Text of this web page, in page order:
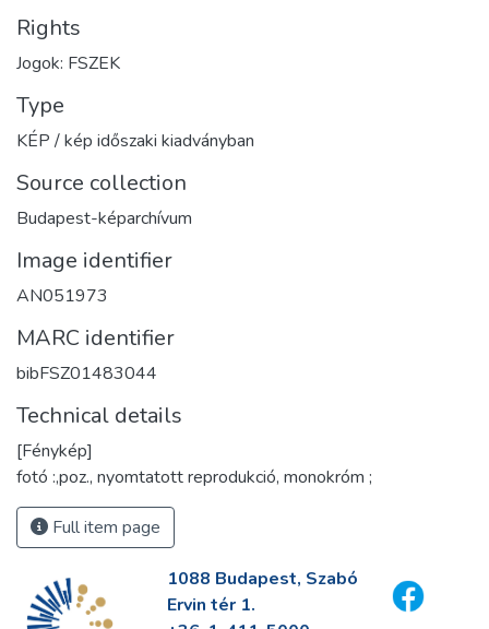
Rights
Jogok: FSZEK
Type
KÉP / kép időszaki kiadványban
Source collection
Budapest-képarchívum
Image identifier
AN051973
MARC identifier
bibFSZ01483044
Technical details
[Fénykép]
fotó :,poz., nyomtatott reprodukció, monokróm ;
Full item page
1088 Budapest, Szabó
Ervin tér 1.